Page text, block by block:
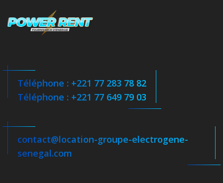
Téléphone : +221 77 283 78 82
Téléphone : +221 77 649 79 03
contact@location-groupe-electrogene-
senegal.com